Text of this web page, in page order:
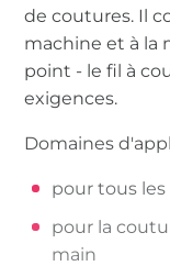
de coutures. Il
machine et à la
point - le fil à
exigences.
Domaines
pour tous
pour la
main